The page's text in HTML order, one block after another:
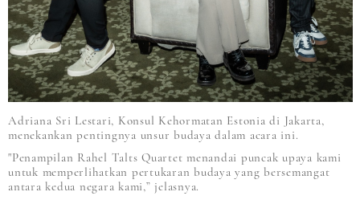
Adriana Sri Lestari, Konsul Kehormatan Estonia di Jakarta,
menekankan pentingnya unsur budaya dalam acara ini.
"Penampilan Rahel Talts Quartet menandai puncak upaya kami
untuk memperlihatkan pertukaran budaya yang bersemangat
antara kedua negara kami,” jelasnya.